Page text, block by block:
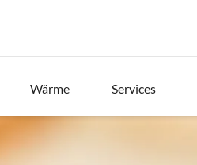
Wärme Services